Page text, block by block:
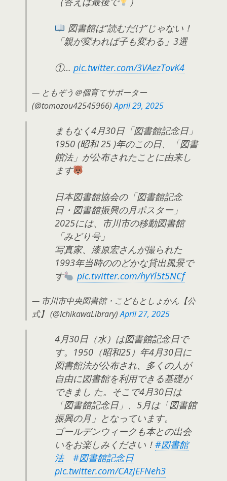
図書館は“読むだけ”じゃない！
「親が変われば子も変わる」3選
①… pic.twitter.com/3VAezTovK4
— ともぞう＠個育てサポーター
(@tomozou42545966)April 29, 2025
まもなく4月30日「図書館記念日」
1950 (昭和 25 )年のこの日、「図書
館法」が公布されたことに由来し
ます
日本図書館協会の「図書館記念
日・図書館振興の月ポスター」
2025には、市川市の移動図書館
「みどり号」
写真家、漆原宏さんが撮られた
1993年当時ののどかな貸出風景で
す
pic.twitter.com/hyYl5t5NCf
— 市川市中央図書館・こどもとしょかん【公
式】 (@IchikawaLibrary)April 27, 2025
4月30日（水）は図書館記念日で
す。1950（昭和25）年4月30日に
図書館法が公布され、多くの人が
自由に図書館を利用できる基礎が
できまし た。そこで4月30日は
「図書館記念日」、5月は「図書館
振興の月」となっています。
ゴールデンウィークも本との出会
いをお楽しみください！ #図書館
法
#図書館記念日
pic.twitter.com/CAzjEFNeh3